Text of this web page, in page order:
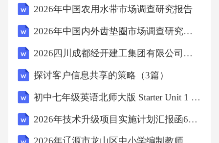
塔）的垂直度检测，常用的方法是（）。A.水
准测量B.激光铅垂仪投测C.三角高程测量D.GNS
据的一致性，主要采用（）机制。A.数据备份
B.事务处理C.数据加密D.数据压缩37.下列关于
测绘作业人员安全管理的说法，错误的是
（）。A.在野外作业时应配备必要的救生设备
B.雷雨天气应停止野外作业C.在高压线附近作业
2026年中国农用水带市场调查研究报告
2026年中国内外齿垫圈市场调查研究报告
2026四川成都经开建工集团有限公司招聘项目制工作人员6人笔试历年参考题库附带答案详解
探讨客户信息共享的策略（3篇）
初中七年级英语北师大版 Starter Unit 1 Meeting English 教学设计
2026年技术升级项目实施计划汇报函6篇范文